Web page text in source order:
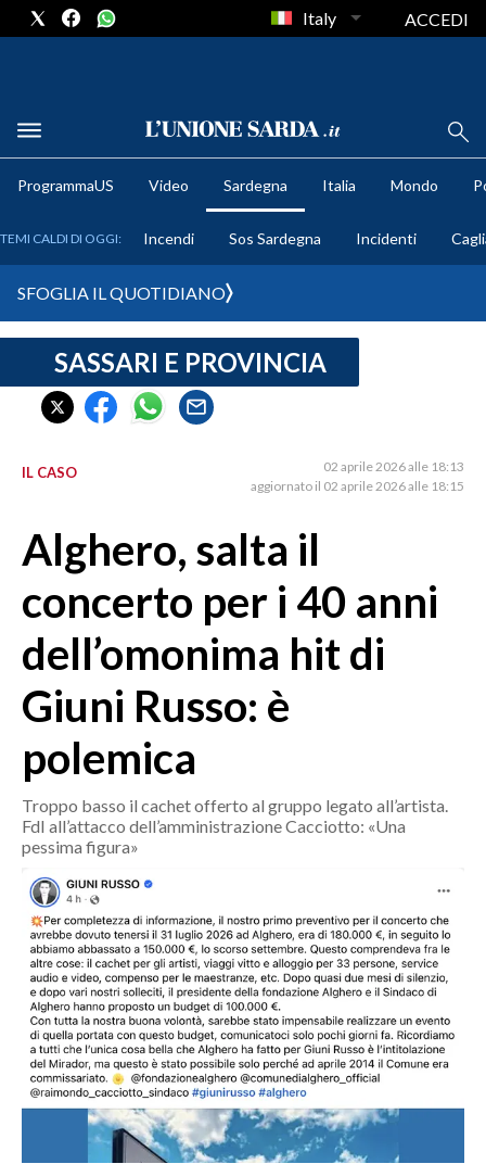
METEO
CRONACA SARDEGNA
CAGLIARI
SULCIS IGLESIENTE
SASSARI E PROVINCIA
GALLURA
OGLIASTRA
AGENDA
CRONACA
ITALIA
MONDO
ECONOMIA
SERVIZI ALLE IMPRESE
LAVORO
BANDI
SPORT IN SARDEGNA
Italy ACCEDI
ProgrammaUS Video Sardegna Italia Mondo
TEMI CALDI DI OGGI: Incendi Sos Sardegna Incidenti
SFOGLIA IL QUOTIDIANO
SASSARI E PROVINCIA
IL CASO
02 aprile 2026 alle 18:13
aggiornato il 02 aprile 2026 alle 18:15
Alghero, salta il
concerto per i 40 anni
dell’omonima hit di
Giuni Russo: è
polemica
Troppo basso il cachet offerto al gruppo legato all’artista.
FdI all’attacco dell’amministrazione Cacciotto: «Una
pessima figura»